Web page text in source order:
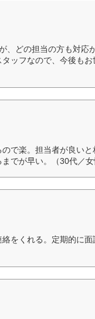
、どの担当の方も対応
ッフなので、今後もお
で楽。担当者が良いと
でが早い。（30代／女
をくれる。定期的に面